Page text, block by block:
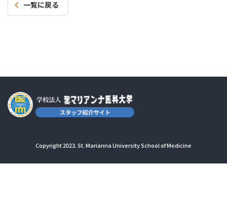
一覧に戻る
Copyright 2023. St. Marianna University School of Medicine